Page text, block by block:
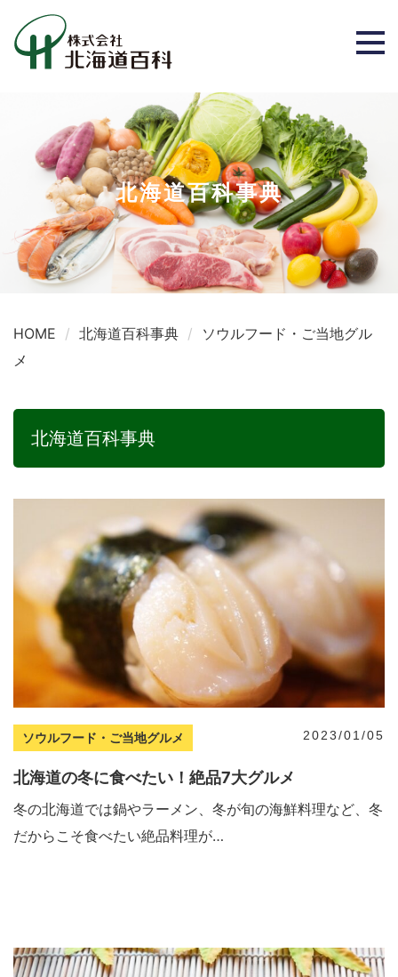
北海道百科事典
HOME 北海道百科事典
ソウルフード・ご当地グル
メ
北海道百科事典
ソウルフード・ご当地グルメ 2023/01/05
北海道の冬に食べたい！絶品7大グルメ
冬の北海道では鍋やラーメン、冬が旬の海鮮料理など、冬
だからこそ食べたい絶品料理が…